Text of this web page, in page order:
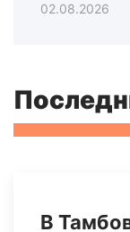
02.08.2026
В